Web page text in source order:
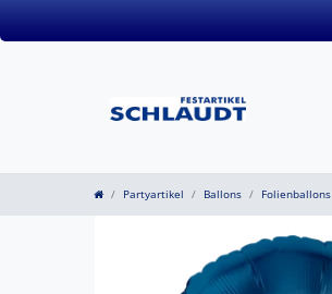
Partyartikel Ballons Folienballons